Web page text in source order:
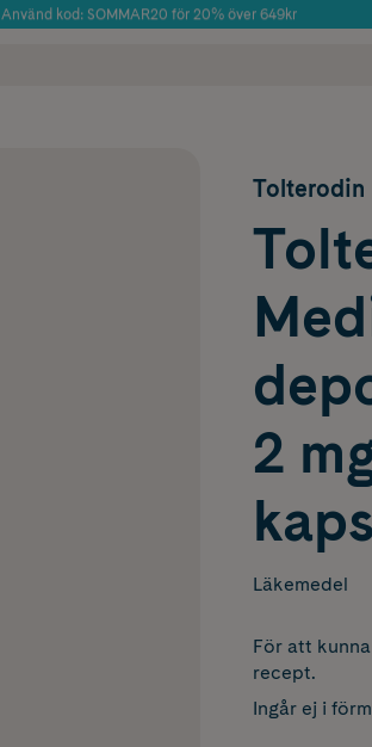
Använd kod: SOMMAR20 för 20% över 649kr
Tolterodin
2
Läkemedel
För att
recept.
Ingår ej i